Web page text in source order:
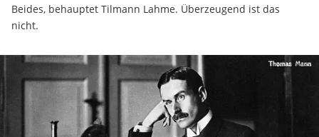
Beides, behauptet Tilmann Lahme. Überzeugend ist das
nicht.